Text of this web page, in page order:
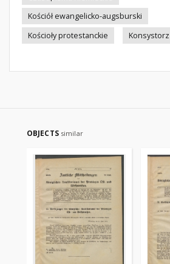
Kościół ewangelicko-augsburski
Kościoły protestanckie
Konsystorz
OBJECTS similar